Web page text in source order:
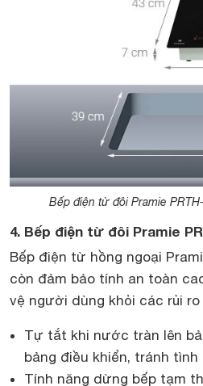
Bếp điện từ đôi Pramie
4. Bếp điện từ đôi Pramie
Bếp điện từ hồng ngoại
còn đảm bảo tính an toàn
vệ người dùng khỏi các rủi
Tự tắt khi nước tràn lên
bảng điều khiển, tránh
Tính năng dừng bếp tạm